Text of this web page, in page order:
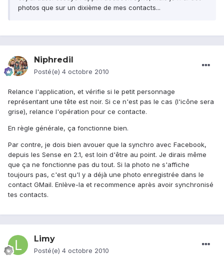
photos que sur un dixième de mes contacts...
Niphredil
Posté(e) 4 octobre 2010
Relance l'application, et vérifie si le petit personnage
représentant une tête est noir. Si ce n'est pas le cas (l'icône sera
grise), relance l'opération pour ce contacte.
En règle générale, ça fonctionne bien.
Par contre, je dois bien avouer que la synchro avec Facebook,
depuis les Sense en 2.1, est loin d'être au point. Je dirais même
que ça ne fonctionne pas du tout. Si la photo ne s'affiche
toujours pas, c'est qu'l y a déjà une photo enregistrée dans le
contact GMail. Enlève-la et recommence après avoir synchronisé
tes contacts.
Limy
Posté(e) 4 octobre 2010